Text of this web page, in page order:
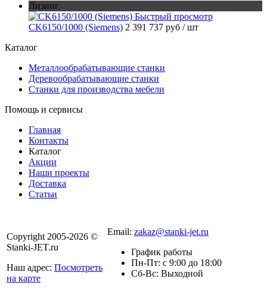
Лизинг
Быстрый просмотр
CK6150/1000 (Siemens) 2 391 737 руб / шт
Каталог
Металлообрабатывающие станки
Деревообрабатывающие станки
Станки для производства мебели
Помощь и сервисы
Главная
Контакты
Каталог
Акции
Наши проекты
Доставка
Статьи
Copyright 2005-2026 ©
Stanki-JET.ru
Наш адрес: Посмотреть
на карте
Email: zakaz@stanki-jet.ru
График работы
Пн-Пт: с 9:00 до 18:00
Сб-Вс: Выходной